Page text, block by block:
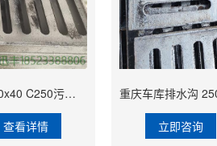
重庆车库水沟盖板 250x500x40 C250污水沟常用 主站厂家 外形美观
查看详情 立即咨询